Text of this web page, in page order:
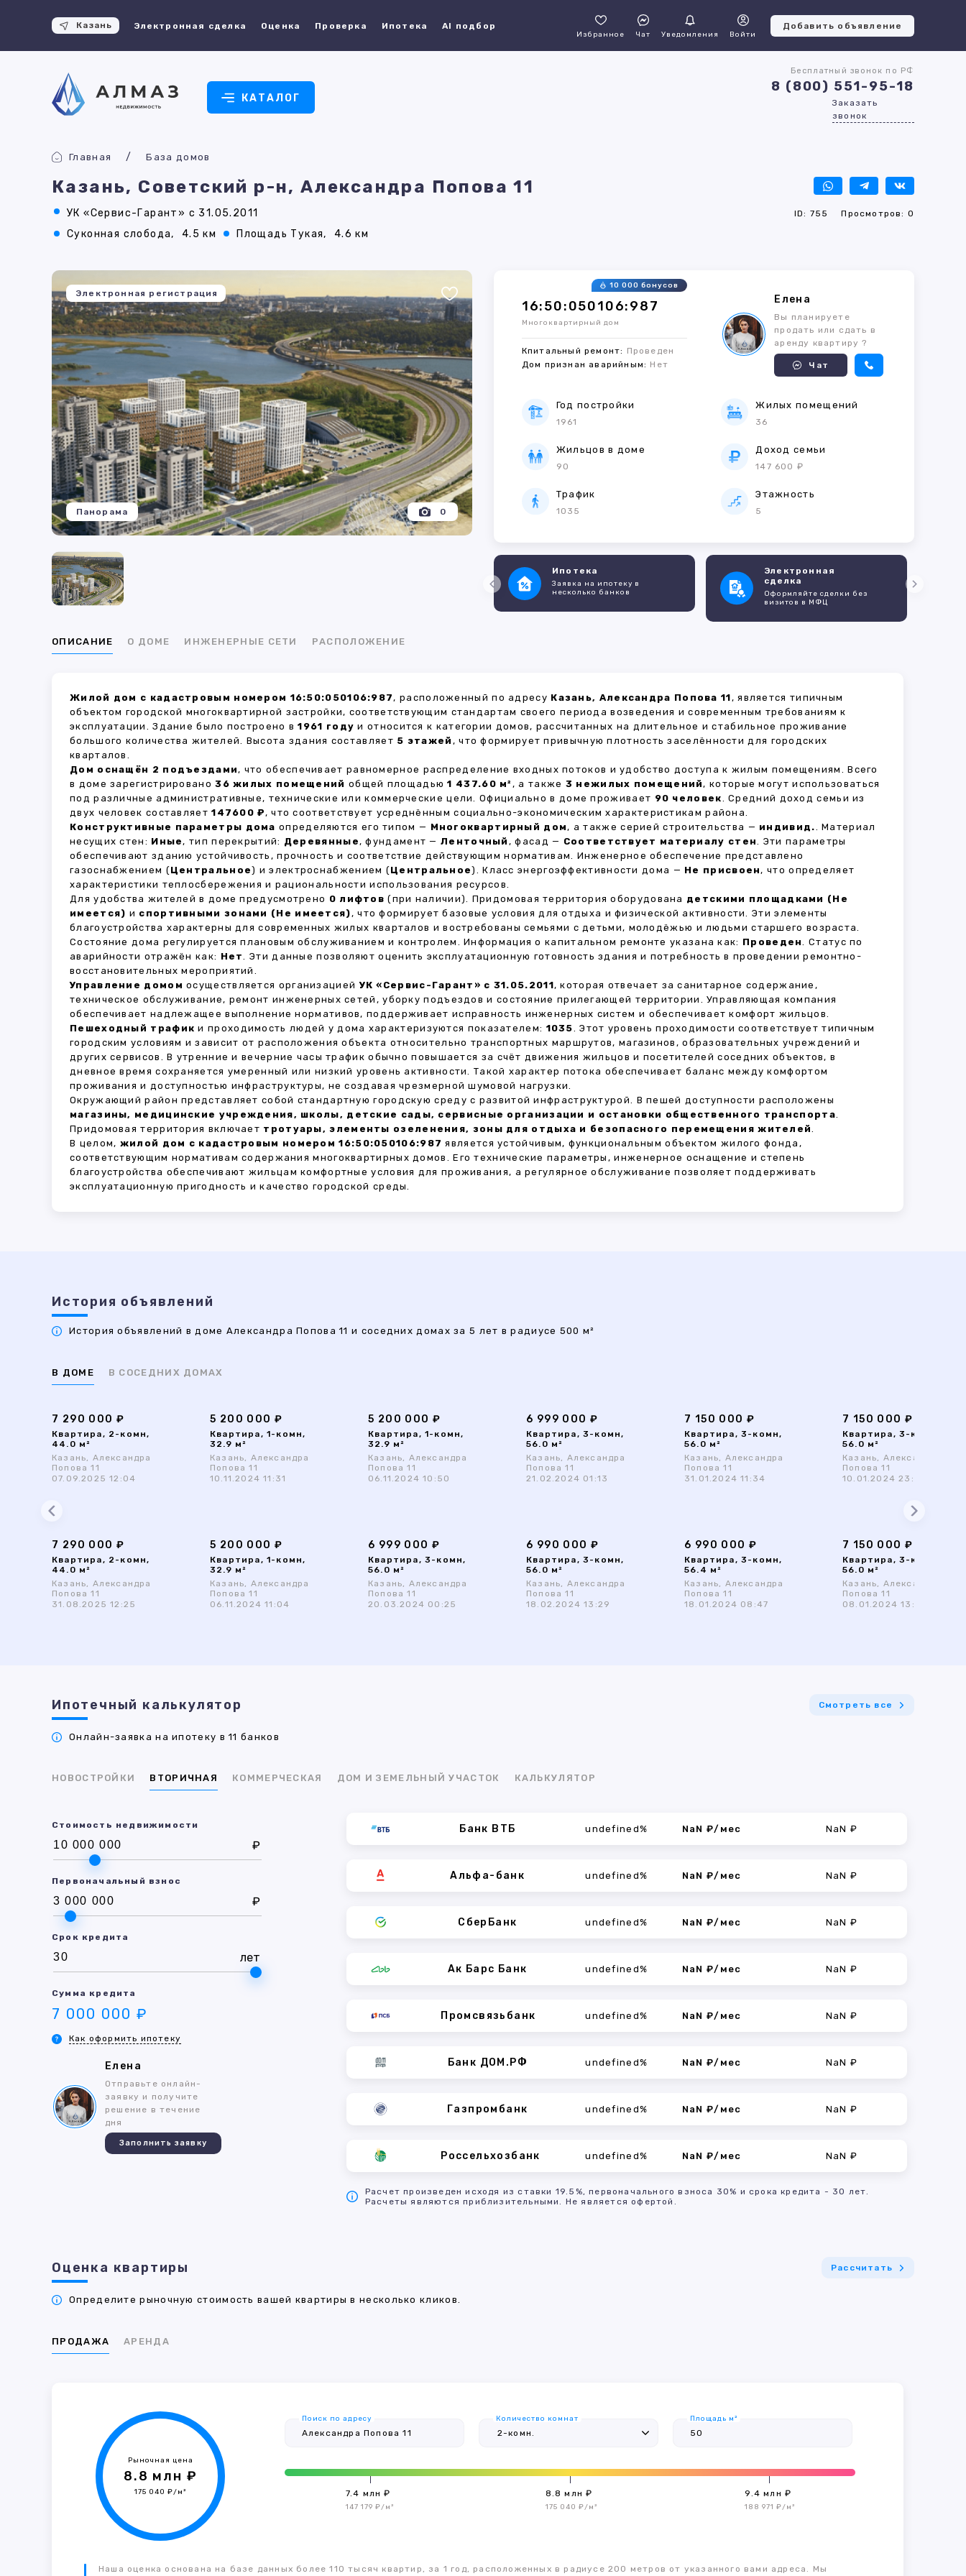
Казань Электронная сделка Оценка Проверка Ипотека AI подбор
Избранное Чат Уведомления Войти
Добавить объявление
КАТАЛОГ
Бесплатный звонок по РФ
8 (800) 551-95-18
Заказать
звонок
Главная База домов
Казань, Советский р-н, Александра Попова 11
УК «Сервис-Гарант» с 31.05.2011 ID: 755 Просмотров: 0
Суконная слобода, 4.5 км Площадь Тукая, 4.6 км
Электронная регистрация
0
Панорама
16:50:050106:987
10 000 бонусов
Многоквартирный дом
Кпитальный ремонт: Проведен
Дом признан аварийным: Нет
Елена
Вы планируете
продать или сдать в
аренду квартиру ?
Чат
Год постройки
1961
Жилых помещений
36
Жильцов в доме
90
Доход семьи
147 600 ₽
Трафик
1035
Этажность
5
Ипотека
Заявка на ипотеку в
несколько банков
Электронная
сделка
Оформляйте сделки без
визитов в МФЦ
ОПИСАНИЕ О ДОМЕ ИНЖЕНЕРНЫЕ СЕТИ РАСПОЛОЖЕНИЕ
Жилой дом с кадастровым номером 16:50:050106:987, расположенный по адресу Казань, Александра Попова 11, является типичным
объектом городской многоквартирной застройки, соответствующим стандартам своего периода возведения и современным требованиям к
эксплуатации. Здание было построено в1961 году и относится к категории домов, рассчитанных на длительное и стабильное проживание
большого количества жителей. Высота здания составляет 5 этажей , что формирует привычную плотность заселённости для городских
кварталов.
Дом оснащён 2 подъездами, что обеспечивает равномерное распределение входных потоков и удобство доступа к жилым помещениям. Всего
в доме зарегистрировано36 жилых помещений общей площадью1 437.60 м² , а также 3 нежилых помещений, которые могут использоваться
под различные административные, технические или коммерческие цели. Официально в доме проживает 90 человек. Средний доход семьи из
двух человек составляет147600 ₽, что соответствует усреднённым социально-экономическим характеристикам района.
Конструктивные параметры дома определяются его типом — Многоквартирный дом, а также серией строительства — индивид.. Материал
несущих стен: Иные, тип перекрытий: Деревянные, фундамент —Ленточный , фасад — Соответствует материалу стен. Эти параметры
обеспечивают зданию устойчивость, прочность и соответствие действующим нормативам. Инженерное обеспечение представлено
газоснабжением (Центральное) и электроснабжением (Центральное). Класс энергоэффективности дома — Не присвоен, что определяет
характеристики теплосбережения и рациональности использования ресурсов.
Для удобства жителей в доме предусмотрено 0 лифтов (при наличии). Придомовая территория оборудована детскими площадками (Не
имеется) и спортивными зонами (Не имеется), что формирует базовые условия для отдыха и физической активности. Эти элементы
благоустройства характерны для современных жилых кварталов и востребованы семьями с детьми, молодёжью и людьми старшего возраста.
Состояние дома регулируется плановым обслуживанием и контролем. Информация о капитальном ремонте указана как: Проведен. Статус по
аварийности отражён как: Нет. Эти данные позволяют оценить эксплуатационную готовность здания и потребность в проведении ремонтно-
восстановительных мероприятий.
Управление домом осуществляется организациейУК «Сервис-Гарант» с 31.05.2011, которая отвечает за санитарное содержание,
техническое обслуживание, ремонт инженерных сетей, уборку подъездов и состояние прилегающей территории. Управляющая компания
обеспечивает надлежащее выполнение нормативов, поддерживает исправность инженерных систем и обеспечивает комфорт жильцов.
Пешеходный трафик и проходимость людей у дома характеризуются показателем: 1035. Этот уровень проходимости соответствует типичным
городским условиям и зависит от расположения объекта относительно транспортных маршрутов, магазинов, образовательных учреждений и
других сервисов. В утренние и вечерние часы трафик обычно повышается за счёт движения жильцов и посетителей соседних объектов, в
дневное время сохраняется умеренный или низкий уровень активности. Такой характер потока обеспечивает баланс между комфортом
проживания и доступностью инфраструктуры, не создавая чрезмерной шумовой нагрузки.
Окружающий район представляет собой стандартную городскую среду с развитой инфраструктурой. В пешей доступности расположены
магазины, медицинские учреждения, школы, детские сады, сервисные организации и остановки общественного транспорта.
Придомовая территория включает тротуары, элементы озеленения, зоны для отдыха и безопасного перемещения жителей.
В целом, жилой дом с кадастровым номером 16:50:050106:987 является устойчивым, функциональным объектом жилого фонда,
соответствующим нормативам содержания многоквартирных домов. Его технические параметры, инженерное оснащение и степень
благоустройства обеспечивают жильцам комфортные условия для проживания, а регулярное обслуживание позволяет поддерживать
эксплуатационную пригодность и качество городской среды.
История объявлений
История объявлений в доме Александра Попова 11 и соседних домах за 5 лет в радиусе 500 м²
В ДОМЕ В СОСЕДНИХ ДОМАХ
7 290 000 ₽
Квартира, 2-комн,
44.0 м²
Казань, Александра
Попова 11
07.09.2025 12:04
5 200 000 ₽
Квартира, 1-комн,
32.9 м²
Казань, Александра
Попова 11
10.11.2024 11:31
5 200 000 ₽
Квартира, 1-комн,
32.9 м²
Казань, Александра
Попова 11
06.11.2024 10:50
6 999 000 ₽
Квартира, 3-комн,
56.0 м²
Казань, Александра
Попова 11
21.02.2024 01:13
7 150 000 ₽
Квартира, 3-комн,
56.0 м²
Казань, Александра
Попова 11
31.01.2024 11:34
7 150 000 ₽
Квартира, 3-комн,
56.0 м²
Казань, Александра
Попова 11
10.01.2024 23:18
7 290 000 ₽
Квартира, 2-комн,
44.0 м²
Казань, Александра
Попова 11
31.08.2025 12:25
5 200 000 ₽
Квартира, 1-комн,
32.9 м²
Казань, Александра
Попова 11
06.11.2024 11:04
6 999 000 ₽
Квартира, 3-комн,
56.0 м²
Казань, Александра
Попова 11
20.03.2024 00:25
6 990 000 ₽
Квартира, 3-комн,
56.0 м²
Казань, Александра
Попова 11
18.02.2024 13:29
6 990 000 ₽
Квартира, 3-комн,
56.4 м²
Казань, Александра
Попова 11
18.01.2024 08:47
7 150 000 ₽
Квартира, 3-комн,
56.0 м²
Казань, Александра
Попова 11
08.01.2024 13:20
Ипотечный калькулятор Смотреть все
Онлайн-заявка на ипотеку в 11 банков
НОВОСТРОЙКИ ВТОРИЧНАЯ КОММЕРЧЕСКАЯ ДОМ И ЗЕМЕЛЬНЫЙ УЧАСТОК КАЛЬКУЛЯТОР
Стоимость недвижимости
₽
Первоначальный взнос
₽
Срок кредита
лет
Сумма кредита
7 000 000 ₽
Как оформить ипотеку
Елена
Отправьте онлайн-
заявку и получите
решение в течение
дня
Заполнить заявку
Банк ВТБ undefined% NaN ₽/мес NaN ₽
Альфа-банк undefined% NaN ₽/мес NaN ₽
СберБанк undefined% NaN ₽/мес NaN ₽
Ак Барс Банк undefined% NaN ₽/мес NaN ₽
Промсвязьбанк undefined% NaN ₽/мес NaN ₽
Банк ДОМ.РФ undefined% NaN ₽/мес NaN ₽
Газпромбанк undefined% NaN ₽/мес NaN ₽
Россельхозбанк undefined% NaN ₽/мес NaN ₽
Расчет произведен исходя из ставки 19.5%, первоначального взноса 30% и срока кредита - 30 лет.
Расчеты являются приблизительными. Не является офертой.
Оценка квартиры Рассчитать
Определите рыночную стоимость вашей квартиры в несколько кликов.
ПРОДАЖА АРЕНДА
Рыночная цена
8.8 млн ₽
175 040 ₽/м²
Поиск по адресу Количество комнат Площадь м²
7.4 млн ₽
147 179 ₽/м²
8.8 млн ₽
175 040 ₽/м²
9.4 млн ₽
188 971 ₽/м²
Наша оценка основана на базе данных более 110 тысяч квартир, за 1 год, расположенных в радиусе 200 метров от указанного вами адреса. Мы